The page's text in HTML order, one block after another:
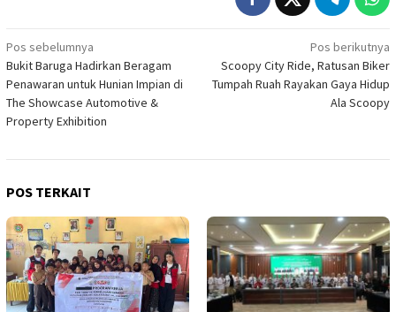
Navigasi
pos
Pos sebelumnya
Bukit Baruga Hadirkan Beragam
Penawaran untuk Hunian Impian di
The Showcase Automotive &
Property Exhibition
Pos berikutnya
Scoopy City Ride, Ratusan Biker
Tumpah Ruah Rayakan Gaya Hidup
Ala Scoopy
POS TERKAIT